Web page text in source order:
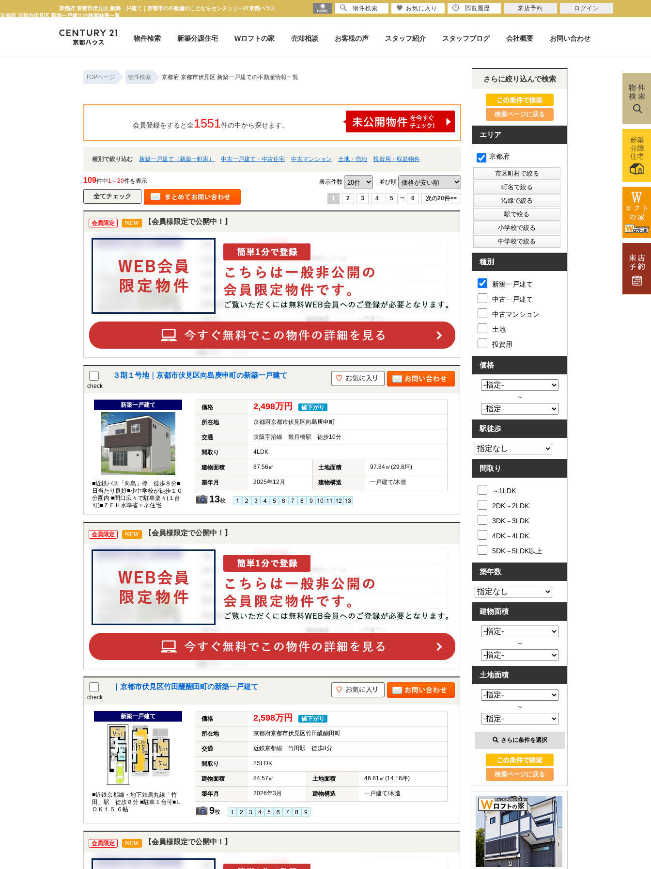
京都府 京都市伏見区 新築一戸建て｜京都市の不動産のことならセンチュリー21京都ハウス
物件検索
新築分譲住宅 Wロフトの家 売却相談 お客様の声 スタッフ紹介 スタッフブログ 会社概要 お問い合わせ
TOPページ 物件検索 京都府 京都市伏見区 新築一戸建ての不動産情報一覧
京都府 京都市伏見区 新築一戸建ての検索結果一覧
会員登録をすると全1551件の中から探せます。
種別で絞り込む 新築一戸建て（新築一軒家） 中古一戸建て・中古住宅 中古マンション 土地・売地 投資用・収益物件
109件中1～20件を表示 表示件数 並び順
1 2 3 4 5 ... 6 次の20件>>
会員限定 NEW 【会員様限定で公開中！】
check
３期１号地｜京都市伏見区向島庚申町の新築一戸建て
新築一戸建て
■近鉄バス「向島」停 徒歩８分■
日当たり良好■小中学校が徒歩１０
分圏内 ■間口広々で駐車楽々(１台
可)■ＺＥＨ水準省エネ住宅
価格 2,498万円 値下がり
所在地 京都府京都市伏見区向島庚申町
交通 京阪宇治線 観月橋駅 徒歩10分
間取り 4LDK
建物面積 87.56㎡ 土地面積 97.84㎡(29.6坪)
築年月 2025年12月 建物構造 一戸建て/木造
13枚
会員限定 NEW 【会員様限定で公開中！】
check
｜京都市伏見区竹田醍醐田町の新築一戸建て
新築一戸建て
■近鉄京都線・地下鉄烏丸線「竹
田」駅 徒歩８分 ■駐車１台可■Ｌ
ＤＫ１５.６帖
価格 2,598万円 値下がり
所在地 京都府京都市伏見区竹田醍醐田町
交通 近鉄京都線 竹田駅 徒歩8分
間取り 2SLDK
建物面積 84.57㎡ 土地面積 46.81㎡(14.16坪)
築年月 2026年3月 建物構造 一戸建て/木造
9枚
会員限定 NEW 【会員様限定で公開中！】
さらに絞り込んで検索
検索ページに戻る
エリア
京都府
種別
新築一戸建て
中古一戸建て
中古マンション
土地
投資用
価格
～
駅徒歩
間取り
～1LDK
2DK～2LDK
3DK～3LDK
4DK～4LDK
5DK～5LDK以上
築年数
建物面積
～
土地面積
～
さらに条件を選択
検索ページに戻る
物件検索 お気に入り 閲覧履歴 来店予約 ログイン